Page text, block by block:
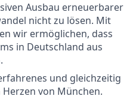
Ausbau erneuerbarer
nicht zu lösen. Mit
wir ermöglichen, dass
in Deutschland aus
und gleichzeitig
von München.